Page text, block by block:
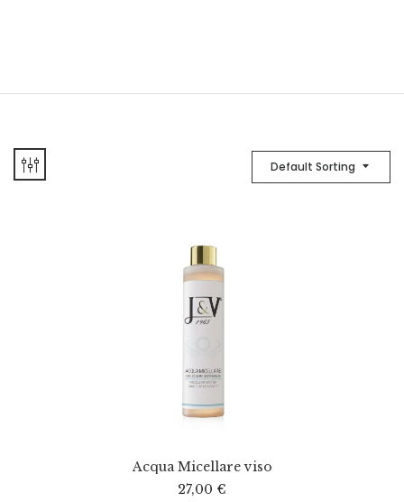
Default Sorting
Acqua Micellare viso
27,00 €